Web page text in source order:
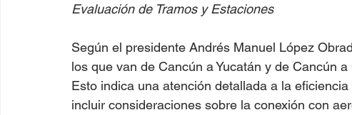
Evaluación de Tramos y Estaciones
Según el presidente Andrés Manuel López
los que van de Cancún a Yucatán y de Cancún
Esto indica una atención detallada a la
incluir consideraciones sobre la conexión con